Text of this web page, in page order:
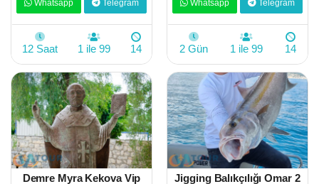
Whatsapp Telegram
12 Saat 1 ile 99 14
Whatsapp Telegram
2 Gün 1 ile 99 14
Demre Myra Kekova Vip
Jigging Balıkçılığı Omar 2